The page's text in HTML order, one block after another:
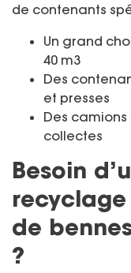
de contenants
Un grand
40 m3
Des
et presses
Des
collectes
Besoin
de
?